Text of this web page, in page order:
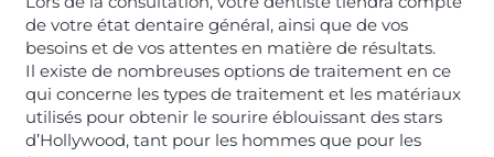
de votre état dentaire général, ainsi que de vos
besoins et de vos attentes en matière de résultats.
Il existe de nombreuses options de traitement en ce
qui concerne les types de traitement et les matériaux
utilisés pour obtenir le sourire éblouissant des stars
d’Hollywood, tant pour les hommes que pour les